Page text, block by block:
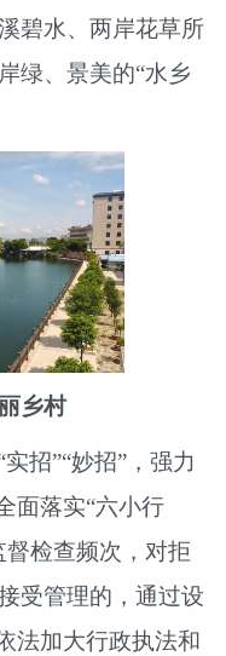
碧水、两岸花草所
绿、景美的“水乡
乡村
招”“妙招”，强力
面落实“六小行
检查频次，对拒
受管理的，通过设
法加大行政执法和